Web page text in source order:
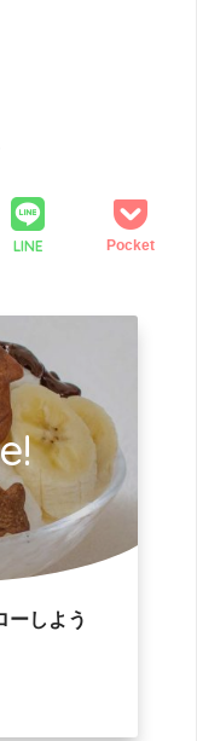
LINE Pocket
ーしよう